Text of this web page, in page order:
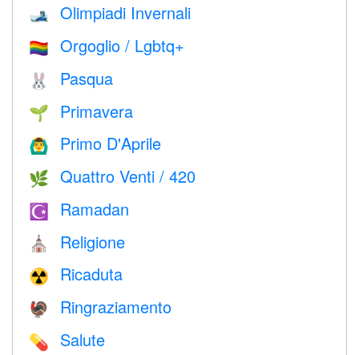
🎿 Olimpiadi Invernali
🏳️‍🌈 Orgoglio / Lgbtq+
🐰 Pasqua
🌱 Primavera
🙆‍♂️ Primo D'Aprile
🌿 Quattro Venti / 420
☪️ Ramadan
⛪️ Religione
☢️ Ricaduta
🦃 Ringraziamento
💊 Salute